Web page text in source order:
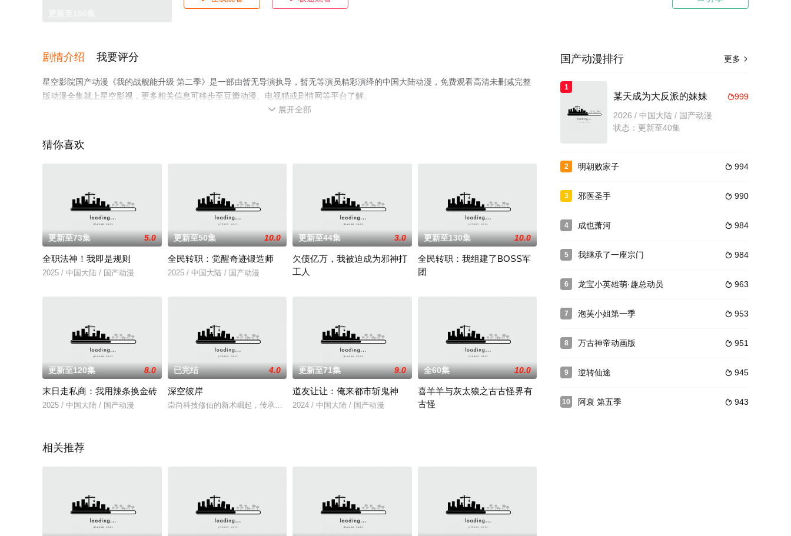
剧情介绍 我要评分
星空影院国产动漫《我的战舰能升级 第二季》是一部由暂无导演执导，暂无等演员精彩演绎的中国大陆动漫，免费观看高清未删减完整
版动漫全集就上星空影视，更多相关信息可移步至豆瓣动漫、电视猫或剧情网等平台了解。
 展开全部
猜你喜欢
更新至73集 5.0
全职法神！我即是规则
2025 / 中国大陆 / 国产动漫
更新至50集 10.0
全民转职：觉醒奇迹锻造师
2025 / 中国大陆 / 国产动漫
更新至44集 3.0
欠债亿万，我被迫成为邪神打
工人
更新至130集 10.0
全民转职：我组建了BOSS军
团
更新至120集 8.0
末日走私商：我用辣条换金砖
2025 / 中国大陆 / 国产动漫
已完结 4.0
深空彼岸
崇尚科技修仙的新术崛起，传承千年的修真旧术却逐渐没落，旧术天才小子王煊，意外加入神秘组织秘路，夺至
更新至71集 9.0
道友让让：俺来都市斩鬼神
2024 / 中国大陆 / 国产动漫
全60集 10.0
喜羊羊与灰太狼之古古怪界有
古怪
相关推荐
更多 
国产动漫排行
1
999
某天成为大反派的妹妹
2026 / 中国大陆 / 国产动漫
状态：更新至40集
2  994
明朝败家子
3  990
邪医圣手
4  984
成也萧河
5  984
我继承了一座宗门
6  963
龙宝小英雄萌·趣总动员
7  953
泡芙小姐第一季
8  951
万古神帝动画版
9  945
逆转仙途
10  943
阿衰 第五季